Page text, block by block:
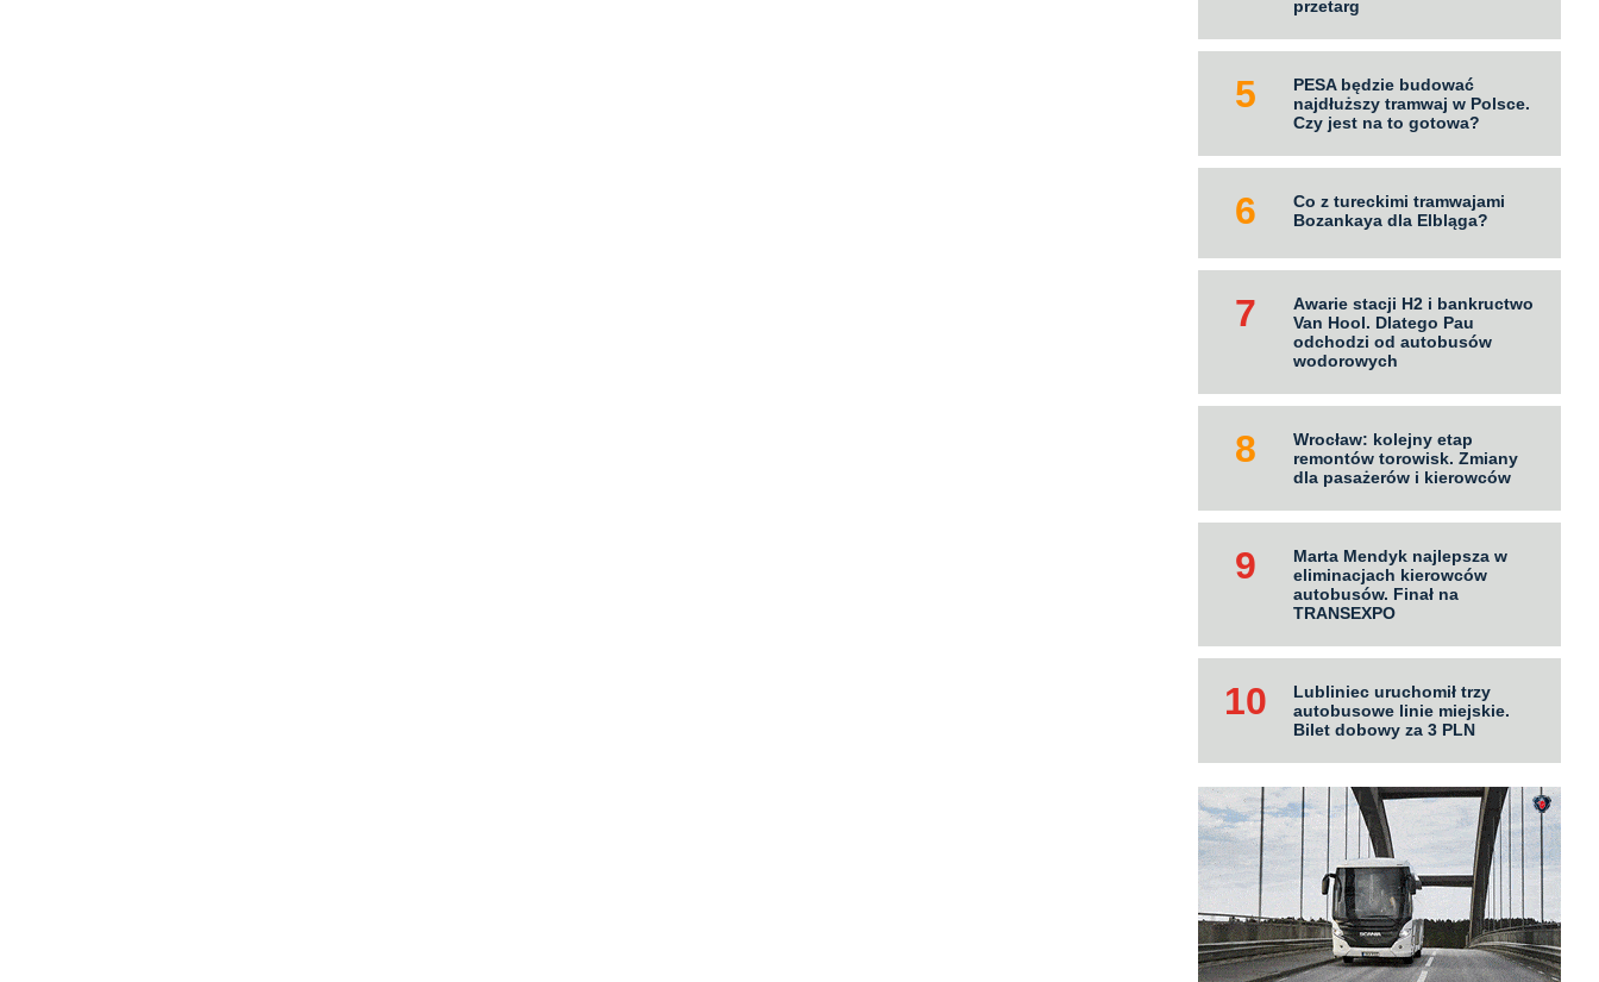
przetarg
PESA będzie budować
najdłuższy tramwaj w Polsce.
Czy jest na to gotowa?
Co z tureckimi tramwajami
Bozankaya dla Elbląga?
Awarie stacji H2 i bankructwo
Van Hool. Dlatego Pau
odchodzi od autobusów
wodorowych
Wrocław: kolejny etap
remontów torowisk. Zmiany
dla pasażerów i kierowców
Marta Mendyk najlepsza w
eliminacjach kierowców
autobusów. Finał na
TRANSEXPO
Lubliniec uruchomił trzy
autobusowe linie miejskie.
Bilet dobowy za 3 PLN